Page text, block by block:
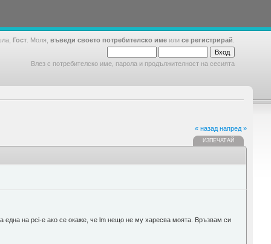
Гост . Моля, въведи своето потребителско име или се регистрирай
Влез с потребителско име, парола и продължителност на сесията
« назад напред »
ИЗПЕЧАТАЙ
на pci-e ако се окаже, че lm нещо не му харесва моята. Връзвам си